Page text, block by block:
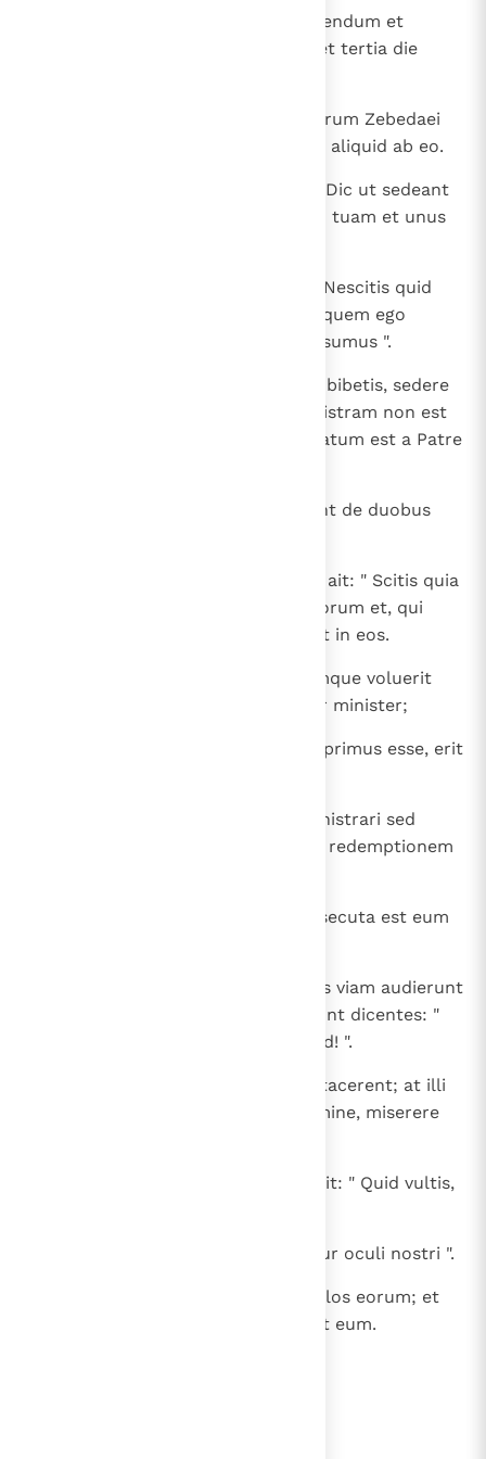
et tradent eum gentibus ad illudendum et
flagellandum et crucifigendum, et tertia die
Tunc accessit ad eum mater filiorum Zebedaei
cum filiis suis, adorans et petens aliquid ab eo.
Qui dixit ei: " Quid vis? ". Ait illi: " Dic ut sedeant
hi duo filii mei unus ad dexteram tuam et unus
Respondens autem Iesus dixit: " Nescitis quid
petatis. Potestis bibere calicem, quem ego
bibiturus sum? ". Dicunt ei: " Possumus ".
Ait illis: " Calicem quidem meum bibetis, sedere
autem ad dexteram meam et sinistram non est
meum dare illud, sed quibus paratum est a Patre
Et audientes decem indignati sunt de duobus
Iesus autem vocavit eos ad se et ait: " Scitis quia
principes gentium dominantur eorum et, qui
magni sunt, potestatem exercent in eos.
Non ita erit inter vos, sed quicumque voluerit
inter vos magnus fieri, erit vester minister;
et, quicumque voluerit inter vos primus esse, erit
sicut Filius hominis non venit ministrari sed
ministrare et dare animam suam redemptionem
Et egredientibus illis ab Iericho, secuta est eum
Et ecce duo caeci sedentes secus viam audierunt
quia Iesus transiret et clamaverunt dicentes: "
Domine, miserere nostri, fili David! ".
Turba autem increpabat eos, ut tacerent; at illi
magis clamabant dicentes: " Domine, miserere
Et stetit Iesus et vocavit eos et ait: " Quid vultis,
Dicunt illi: " Domine, ut aperiantur oculi nostri ".
Misertus autem Iesus, tetigit oculos eorum; et
confestim viderunt et secuti sunt eum.